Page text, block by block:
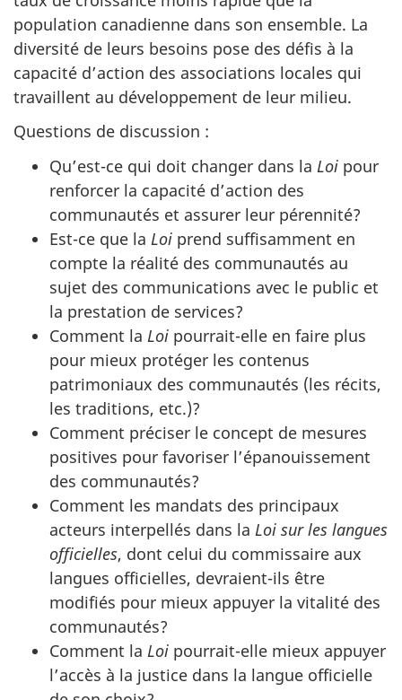
population canadienne dans son ensemble. La
diversité de leurs besoins pose des défis à la
capacité d’action des associations locales qui
travaillent au développement de leur milieu.
Questions de discussion :
Qu’est-ce qui doit changer dans la Loi pour
renforcer la capacité d’action des
communautés et assurer leur pérennité?
Est-ce que la Loi prend suffisamment en
compte la réalité des communautés au
sujet des communications avec le public et
la prestation de services?
Comment la Loi pourrait-elle en faire plus
pour mieux protéger les contenus
patrimoniaux des communautés (les récits,
les traditions, etc.)?
Comment préciser le concept de mesures
positives pour favoriser l’épanouissement
des communautés?
Comment les mandats des principaux
acteurs interpellés dans la Loi sur les langues
officielles, dont celui du commissaire aux
langues officielles, devraient-ils être
modifiés pour mieux appuyer la vitalité des
communautés?
Comment la Loi pourrait-elle mieux appuyer
l’accès à la justice dans la langue officielle